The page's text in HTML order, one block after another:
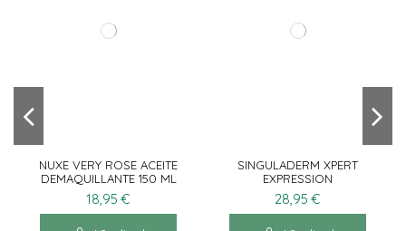
NUXE VERY ROSE ACEITE
DEMAQUILLANTE 150 ML
18,95 €
SINGULADERM XPERT
EXPRESSION
CONTORNO DE OJOS
15ML
28,95 €